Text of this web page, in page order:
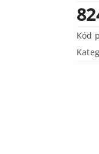
Kód